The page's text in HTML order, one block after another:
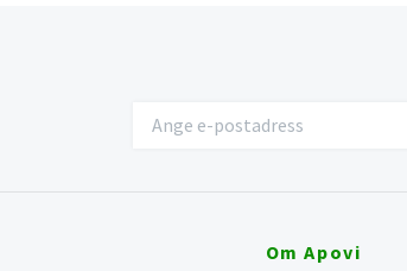
Om Apovi